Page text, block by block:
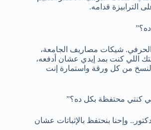
الترابيزة قدامه.
الحرفي. شيكات مصاريف الجامعة،
اللي كنت بمد إيدي عشان أدفعه،
من كل ورقة واستمارة إنت
كنتي محتفظة بكل ده؟”
وإحنا بنحتفظ بالإثباتات عشان